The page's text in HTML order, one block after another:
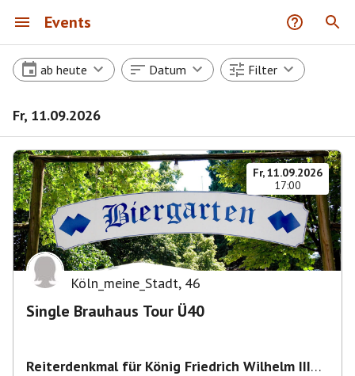
Events
ab heute Datum Filter
Fr, 11.09.2026
Fr, 11.09.2026
17:00
Köln_meine_Stadt, 46
Single Brauhaus Tour Ü40
Reiterdenkmal für König Friedrich Wilhelm III